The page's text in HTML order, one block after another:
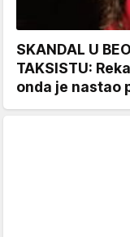
SKANDAL U
TAKSISTU:
onda je nastao